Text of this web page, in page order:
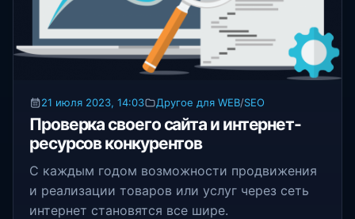
21 июля 2023, 14:03 Другое для WEB/SEO
Проверка своего сайта и интернет-
ресурсов конкурентов
С каждым годом возможности продвижения
и реализации товаров или услуг через сеть
интернет становятся все шире.